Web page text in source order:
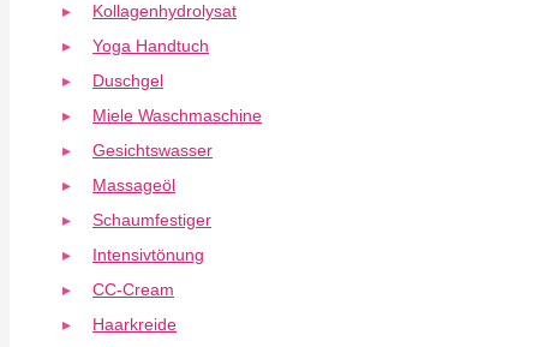
Kollagenhydrolysat
Yoga Handtuch
Duschgel
Miele Waschmaschine
Gesichtswasser
Massageöl
Schaumfestiger
Intensivtönung
CC-Cream
Haarkreide